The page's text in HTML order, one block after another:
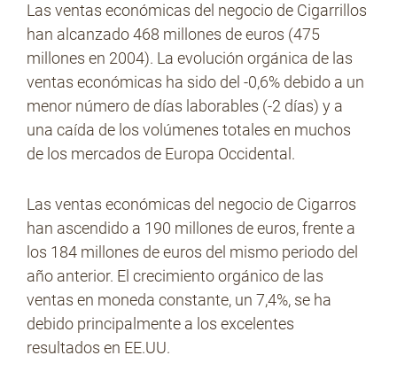
Las ventas económicas del negocio de Cigarrillos
han alcanzado 468 millones de euros (475
millones en 2004). La evolución orgánica de las
ventas económicas ha sido del -0,6% debido a un
menor número de días laborables (-2 días) y a
una caída de los volúmenes totales en muchos
de los mercados de Europa Occidental.
Las ventas económicas del negocio de Cigarros
han ascendido a 190 millones de euros, frente a
los 184 millones de euros del mismo periodo del
año anterior. El crecimiento orgánico de las
ventas en moneda constante, un 7,4%, se ha
debido principalmente a los excelentes
resultados en EE.UU.